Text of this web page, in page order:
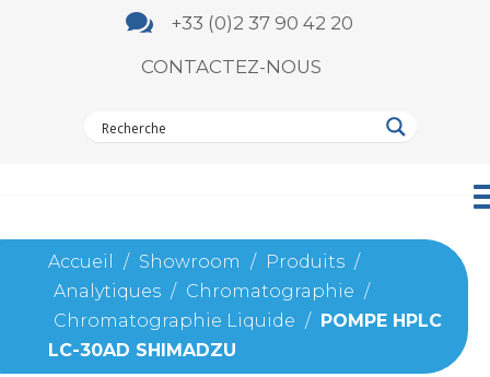

+33 (0)2 37 90 42 20
CONTACTEZ-NOUS
Accueil / Showroom / Produits /
Analytiques / Chromatographie /
Chromatographie Liquide /
POMPE HPLC
LC-30AD SHIMADZU